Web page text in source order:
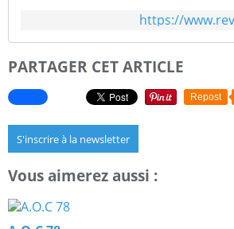
https://
PARTAGER CET ARTICLE
Repost
S'inscrire à la newsletter
Vous aimerez aussi :